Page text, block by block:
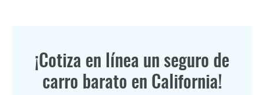
¡Cotiza en línea un seguro de
carro barato en California!